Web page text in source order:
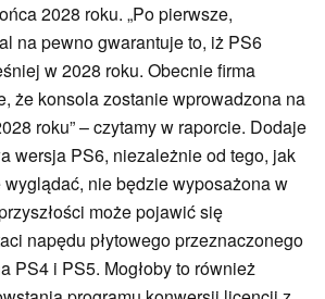
2028 roku. „Po pierwsze,
na pewno gwarantuje to, iż PS6
w 2028 roku. Obecnie firma
że konsola zostanie wprowadzona na
roku” – czytamy w raporcie. Dodaje
wersja PS6, niezależnie od tego, jak
nie będzie wyposażona w
może pojawić się
napędu płytowego przeznaczonego
PS4 i PS5. Mogłoby to również